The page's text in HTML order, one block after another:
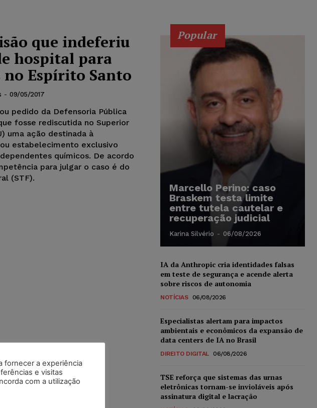
que indeferiu
hospital para
no Espírito Santo
- 09/05/2017
pedido da Defensoria Pública
fosse rediscutida no Superior
uma ação destinada à
estabelecimento exclusivo
químicos. De acordo
para julgar o caso é do
(STF).
Popular
Marcello Perino: caso
Braskem testa limite
entre tutela cautelar e
recuperação judicial
Karina Silvério - 06/08/2026
IA da Anthropic cria identidades falsas
em teste de segurança e acende alerta
sobre riscos de autonomia
NOTÍCIAS 06/08/2026
Especialistas alertam para impactos
ambientais e econômicos da expansão de
data centers de IA no Brasil
DIREITO DIGITAL 06/08/2026
TSE reforça que sistemas das urnas
eletrônicas tornam-se invioláveis após
assinatura digital e lacração
fornecer a experiência
e visitas
com a utilização